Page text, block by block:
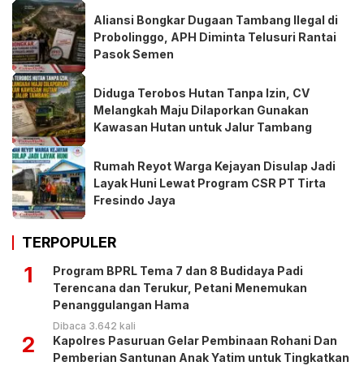
Aliansi Bongkar Dugaan Tambang Ilegal di
Probolinggo, APH Diminta Telusuri Rantai
Pasok Semen
Diduga Terobos Hutan Tanpa Izin, CV
Melangkah Maju Dilaporkan Gunakan
Kawasan Hutan untuk Jalur Tambang
Rumah Reyot Warga Kejayan Disulap Jadi
Layak Huni Lewat Program CSR PT Tirta
Fresindo Jaya
TERPOPULER
1
Program BPRL Tema 7 dan 8 Budidaya Padi
Terencana dan Terukur, Petani Menemukan
Penanggulangan Hama
Dibaca 3.642 kali
2
Kapolres Pasuruan Gelar Pembinaan Rohani Dan
Pemberian Santunan Anak Yatim untuk Tingkatkan